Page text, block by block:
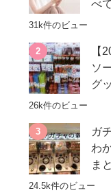
べ
31k件のビュー
【
ソ
グ
26k件のビュー
ガ
わ
ま
24.5k件のビュー